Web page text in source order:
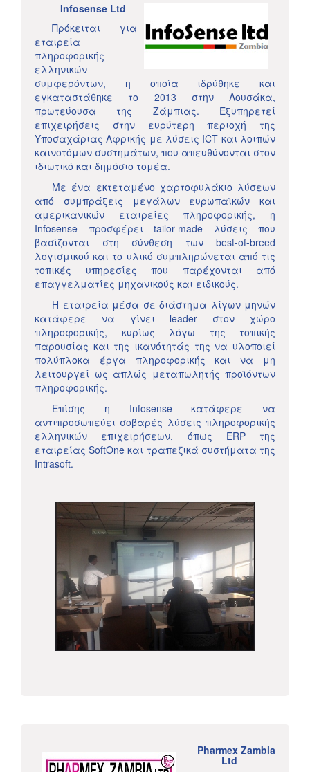
Infosense Ltd
Πρόκειται για
εταιρεία
πληροφορικής
ελληνικών
συμφερόντων, η οποία ιδρύθηκε και
εγκαταστάθηκε το 2013 στην Λουσάκα,
πρωτεύουσα της Ζάμπιας. Εξυπηρετεί
επιχειρήσεις στην ευρύτερη περιοχή της
Υποσαχάριας Αφρικής με λύσεις ICT και λοιπών
καινοτόμων συστημάτων, που απευθύνονται στον
ιδιωτικό και δημόσιο τομέα.
Με ένα εκτεταμένο χαρτοφυλάκιο λύσεων
από συμπράξεις μεγάλων ευρωπαϊκών και
αμερικανικών εταιρείες πληροφορικής, η
Infosense προσφέρει tailor-made λύσεις που
βασίζονται στη σύνθεση των best-of-breed
λογισμικού και το υλικό συμπληρώνεται από τις
τοπικές υπηρεσίες που παρέχονται από
επαγγελματίες μηχανικούς και ειδικούς.
Η εταιρεία μέσα σε διάστημα λίγων μηνών
κατάφερε να γίνει leader στον χώρο
πληροφορικής, κυρίως λόγω της τοπικής
παρουσίας και της ικανότητάς της να υλοποιεί
πολύπλοκα έργα πληροφορικής και να μη
λειτουργεί ως απλώς μεταπωλητής προϊόντων
πληροφορικής.
Επίσης η Infosense κατάφερε να
αντιπροσωπεύει σοβαρές λύσεις πληροφορικής
ελληνικών επιχειρήσεων, όπως ERP της
εταιρείας SoftOne και τραπεζικά συστήματα της
Intrasoft.
Pharmex Zambia
Ltd